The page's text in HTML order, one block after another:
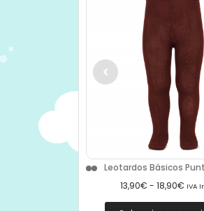
Leotardos Básicos
13,90€ - 18,90€ IVA